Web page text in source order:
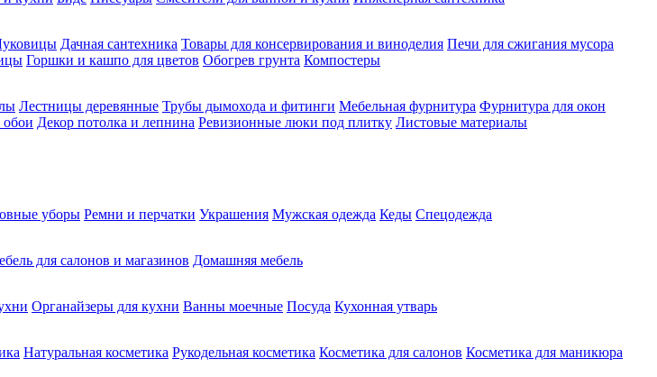
Дачная сантехника Товары для консервирования и виноделия Печи для сжигания мусора
Горшки и кашпо для цветов Обогрев грунта Компостеры
Лестницы деревянные Трубы дымохода и фитинги Мебельная фурнитура Фурнитура для окон
обои Декор потолка и лепнина Ревизионные люки под плитку Листовые материалы
уборы Ремни и перчатки Украшения Мужская одежда Кеды Спецодежда
для салонов и магазинов Домашняя мебель
Органайзеры для кухни Ванны моечные Посуда Кухонная утварь
Натуральная косметика Рукодельная косметика Косметика для салонов Косметика для маникюра